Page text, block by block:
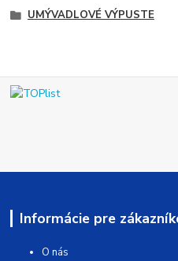
UMÝVADLOVÉ VÝPUSTE
Informácie pre
O nás